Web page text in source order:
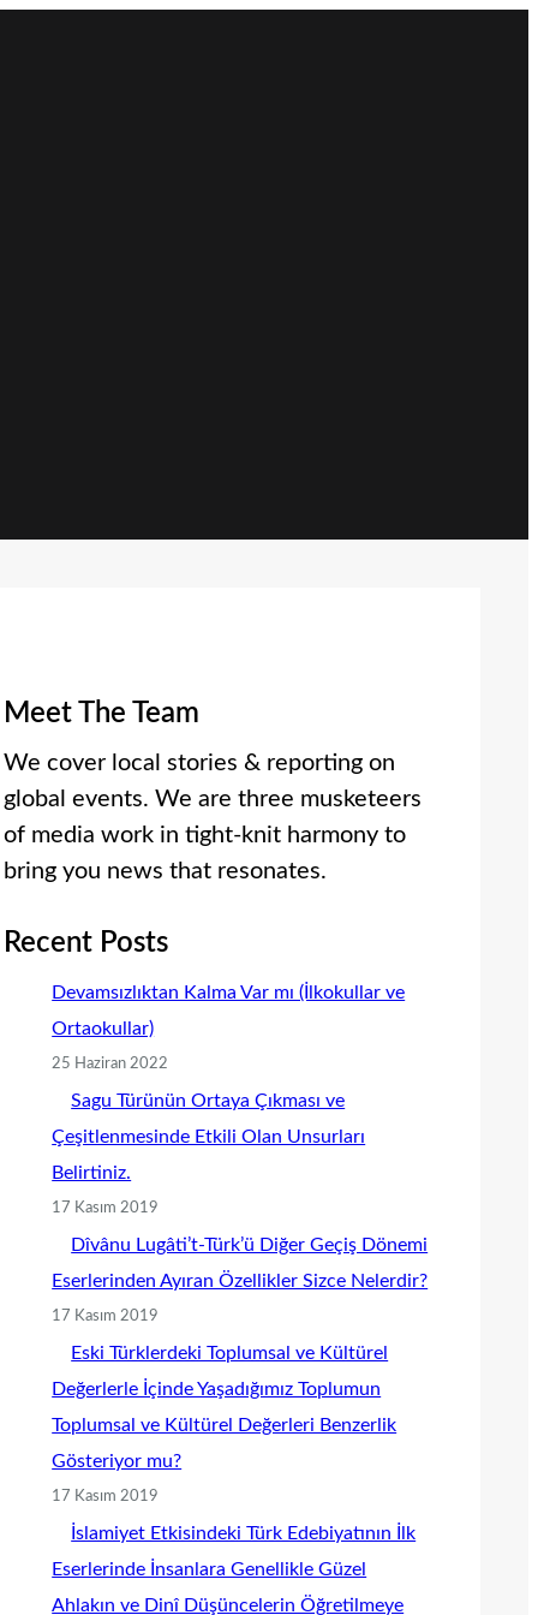
Meet The Team
We cover local stories & reporting on
global events. We are three musketeers
of media work in tight-knit harmony to
bring you news that resonates.
Recent Posts
Devamsızlıktan Kalma Var mı (İlkokullar ve
Ortaokullar)
25 Haziran 2022
Sagu Türünün Ortaya Çıkması ve
Çeşitlenmesinde Etkili Olan Unsurları
Belirtiniz.
17 Kasım 2019
Dîvânu Lugâti’t-Türk’ü Diğer Geçiş Dönemi
Eserlerinden Ayıran Özellikler Sizce Nelerdir?
17 Kasım 2019
Eski Türklerdeki Toplumsal ve Kültürel
Değerlerle İçinde Yaşadığımız Toplumun
Toplumsal ve Kültürel Değerleri Benzerlik
Gösteriyor mu?
17 Kasım 2019
İslamiyet Etkisindeki Türk Edebiyatının İlk
Eserlerinde İnsanlara Genellikle Güzel
Ahlakın ve Dinî Düşüncelerin Öğretilmeye